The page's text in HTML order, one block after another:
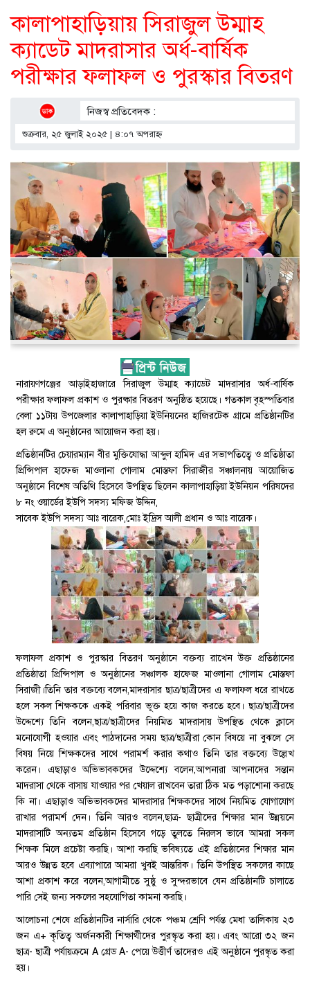
কালাপাহাড়িয়ায় সিরাজুল উম্মাহ
ক্যাডেট মাদরাসার অর্ধ-বার্ষিক
পরীক্ষার ফলাফল ও পুরস্কার বিতরণ
নিজস্ব প্রতিবেদক :
শুক্রবার, ২৫ জুলাই ২০২৫ | ৪:০৭ অপরাহ্ণ
নারায়ণগঞ্জের আড়াইহাজারে সিরাজুল উম্মাহ ক্যাডেট মাদরাসার অর্ধ-বার্ষিক
পরীক্ষার ফলাফল প্রকাশ ও পুরষ্কার বিতরণ অনুষ্ঠিত হয়েছে। গতকাল বৃ্হস্পতিবার
বেলা ১১টায় উপজেলার কালাপাহাড়িয়া ইউনিয়নের হাজিরটেক গ্রামে প্রতিষ্ঠানটির
হল রুমে এ অনুষ্ঠানের আয়োজন করা হয়।
প্রতিষ্ঠানটির চেয়ারম্যান বীর মুক্তিযোদ্ধা আব্দুল হামিদ এর সভাপতিত্বে ও প্রতিষ্ঠাতা
প্রিন্সিপাল হাফেজ মাওলানা গোলাম মোস্তফা সিরাজীর সঞ্চালনায় আয়োজিত
অনুষ্ঠানে বিশেষ অতিথি হিসেবে উপস্থিত ছিলেন কালাপাহাড়িয়া ইউনিয়ন পরিষদের
৮ নং ওয়ার্ডের ইউপি সদস্য মফিজ উদ্দিন,
সাবেক ইউপি সদস্য আঃ বারেক,মোঃ ইদ্রিস আলী প্রধান ও আঃ বারেক।
ফলাফল প্রকাশ ও পুরস্কার বিতরণ অনুষ্ঠানে বক্তব্য রাখেন উক্ত প্রতিষ্ঠানের
প্রতিষ্ঠাতা প্রিন্সিপাল ও অনুষ্ঠানের সঞ্চালক হাফেজ মাওলানা গোলাম মোস্তফা
সিরাজী।তিনি তার বক্তব্যে বলেন,মাদরাসার ছাত্র/ছাত্রীদের এ ফলাফল ধরে রাখতে
হলে সকল শিক্ষককে একই পরিবার ভূক্ত হয়ে কাজ করতে হবে। ছাত্র/ছাত্রীদের
উদ্দেশ্যে তিনি বলেন,ছাত্র/ছাত্রীদের নিয়মিত মাদরাসায় উপস্থিত থেকে ক্লাসে
মনোযোগী হওয়ার এবং পাঠদানের সময় ছাত্র/ছাত্রীরা কোন বিষয়ে না বুঝলে সে
বিষয় নিয়ে শিক্ষকদের সাথে পরামর্শ করার কথাও তিনি তার বক্তব্যে উল্লেখ
করেন। এছাড়াও অভিভাবকদের উদ্দেশ্যে বলেন,আপনারা আপনাদের সন্তান
মাদরাসা থেকে বাসায় যাওয়ার পর খেয়াল রাখবেন তারা ঠিক মত পড়াশোনা করছে
কি না। এছাড়াও অভিভাবকদের মাদরাসার শিক্ষকদের সাথে নিয়মিত যোগাযোগ
রাখার পরামর্শ দেন। তিনি আরও বলেন,ছাত্র- ছাত্রীদের শিক্ষার মান উন্নয়নে
মাদরাসাটি অন্যতম প্রতিষ্ঠান হিসেবে গড়ে তুলতে নিরলস ভাবে আমরা সকল
শিক্ষক মিলে প্রচেষ্টা করছি। আশা করছি ভবিষ্যতে এই প্রতিষ্ঠানের শিক্ষার মান
আরও উন্নত হবে এব্যাপারে আমরা খুবই আন্তরিক। তিনি উপস্থিত সকলের কাছে
আশা প্রকাশ করে বলেন,আগামীতে সুষ্ঠু ও সুন্দরভাবে যেন প্রতিষ্ঠানটি চালাতে
পারি সেই জন্য সকলের সহযোগিতা কামনা করছি।
আলোচনা শেষে প্রতিষ্ঠানটির নার্সারি থেকে পঞ্চম শ্রেণি পর্যন্ত মেধা তালিকায় ২৩
জন এ+ কৃতিত্ব অর্জনকারী শিক্ষার্থীদের পুরস্কৃত করা হয়। এবং আরো ৩২ জন
ছাত্র- ছাত্রী পর্যায়ক্রমে A গ্রেড A- পেয়ে উত্তীর্ণ তাদেরও এই অনুষ্ঠানে পুরস্কৃত করা
হয়।